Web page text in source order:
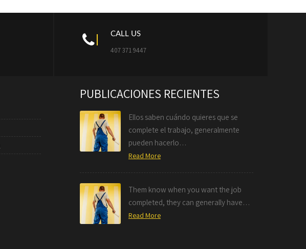
CALL US
407 371 9447
PUBLICACIONES RECIENTES
Ellos saben cuándo quieres que se
complete el trabajo, generalmente
pueden hacerlo…
Read More
Them know when you want the job
completed, they can generally have…
Read More